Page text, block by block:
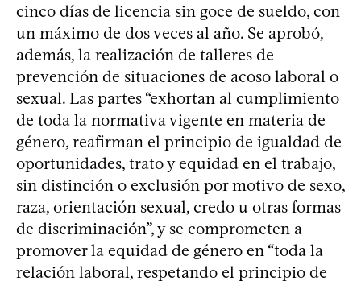
cinco días de licencia sin goce de sueldo, con
un máximo de dos veces al año. Se aprobó,
además, la realización de talleres de
prevención de situaciones de acoso laboral o
sexual. Las partes “exhortan al cumplimiento
de toda la normativa vigente en materia de
género, reafirman el principio de igualdad de
oportunidades, trato y equidad en el trabajo,
sin distinción o exclusión por motivo de sexo,
raza, orientación sexual, credo u otras formas
de discriminación”, y se comprometen a
promover la equidad de género en “toda la
relación laboral, respetando el principio de